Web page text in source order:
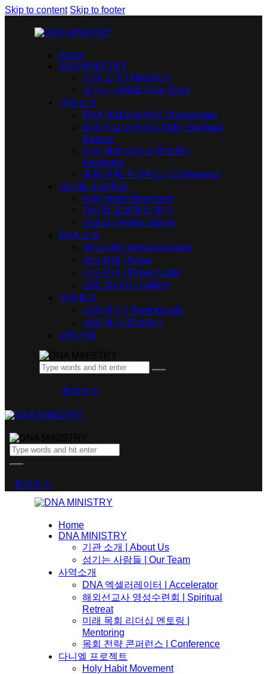
Skip to content Skip to footer
Home
DNA MINISTRY
기관 소개 | About Us
섬기는 사람들 | Our Team
사역소개
DNA 엑셀러레이터​ | Accelerator
해외선교사 영성수련회 | Spiritual
Retreat
미래 목회 리더십 멘토링 |
Mentoring
목회 전략 콘퍼런스 | Conference
다니엘 프로젝트
Holy Habit Movement
다니엘 프로젝트 후기
자료실 | Media Library
DNA 소식
공지사항 | Announcement
보도자료 | News
기도편지 | Prayer Letter
사역 갤러리 | Gallery
사역후기
사역 후기 | Testimonials
사역 후기 작성하기
사역신청
후원하기
후원하기
Home
DNA MINISTRY
기관 소개 | About Us
섬기는 사람들 | Our Team
사역소개
DNA 엑셀러레이터​ | Accelerator
해외선교사 영성수련회 | Spiritual
Retreat
미래 목회 리더십 멘토링 |
Mentoring
목회 전략 콘퍼런스 | Conference
다니엘 프로젝트
Holy Habit Movement